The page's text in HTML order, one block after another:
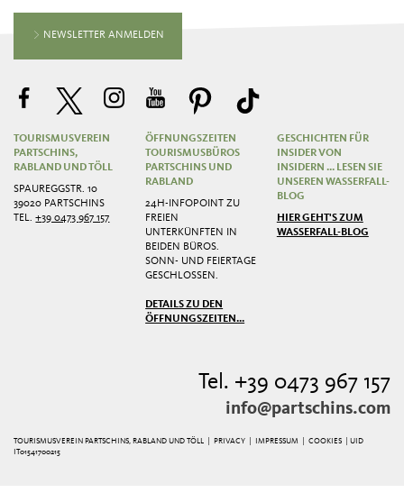
NEWSLETTER ANMELDEN
TOURISMUSVEREIN
PARTSCHINS,
RABLAND UND TÖLL
SPAUREGGSTR. 10
39020 PARTSCHINS
TEL.+39 0473 967 157
ÖFFNUNGSZEITEN
TOURISMUSBÜROS
PARTSCHINS UND
RABLAND
24H-INFOPOINT ZU
FREIEN
UNTERKÜNFTEN IN
BEIDEN BÜROS.
SONN- UND FEIERTAGE
GESCHLOSSEN.
DETAILS ZU DEN
ÖFFNUNGSZEITEN...
GESCHICHTEN FÜR
INSIDER VON
INSIDERN ... LESEN SIE
UNSEREN WASSERFALL-
BLOG
HIER GEHT'S ZUM
WASSERFALL-BLOG
Tel. +39 0473 967 157
info@partschins.com
TOURISMUSVEREIN PARTSCHINS, RABLAND UND TÖLL | PRIVACY IMPRESSUM |COOKIES
| UID
IT01541700215